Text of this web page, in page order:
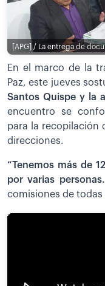
[APG] / La entrega de
En el marco de la
Paz, este jueves
Santos Quispe y la
encuentro se
para la recopilación
direcciones.
“Tenemos más de
por varias personas.
comisiones de todas